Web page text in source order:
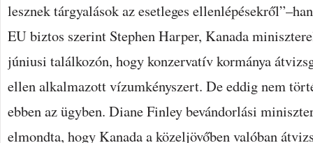
lesznek tárgyalások az esetleges
EU biztos szerint Stephen Harper, Kanada
júniusi találkozón, hogy konzervatív kormánya
ellen alkalmazott vízumkényszert. De eddig nem
ebben az ügyben. Diane Finley bevándorlási
elmondta, hogy Kanada a közeljövőben valóban